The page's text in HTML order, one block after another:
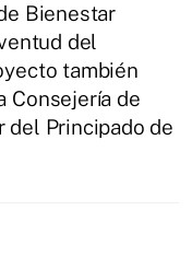
Bienestar
del
también
Consejería de
del Principado de